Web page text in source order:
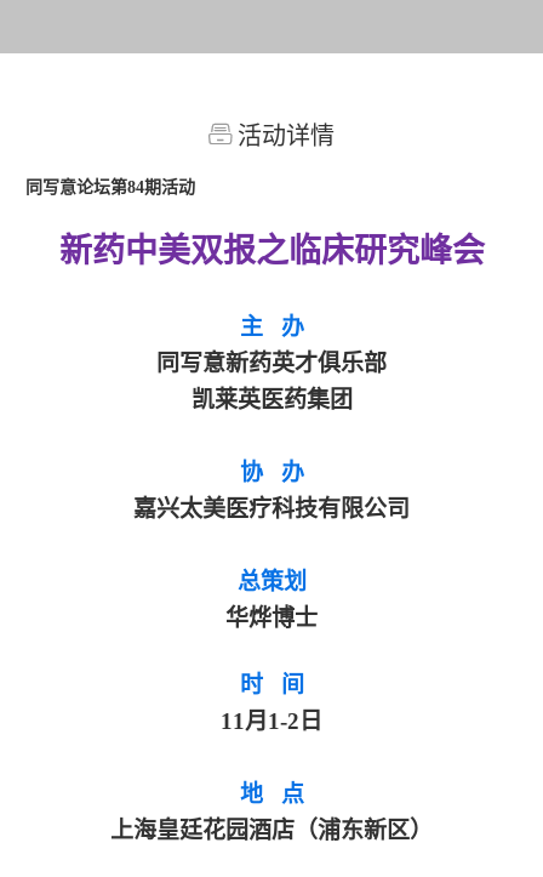
活动详情
同写意论坛第84期活动
新药中美双报之临床研究峰会
主
办
同写意新药英才俱乐部
凯莱英医药集团
协 办
嘉兴太美医疗科技有限公司
总策划
华烨博士
时 间
11月1-2日
地 点
上海皇廷花园酒店（浦东新区）